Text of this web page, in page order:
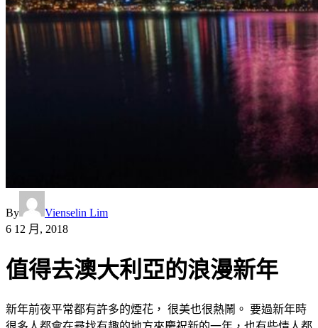
By
Vienselin Lim
6 12 月, 2018
值得去澳大利亞的浪漫新年
新年前夜平常都有許多的煙花， 很美也很熱鬧。 要過新年時